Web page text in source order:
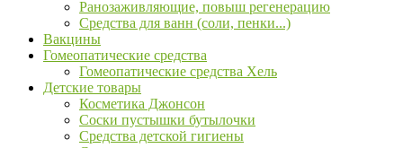
Ранозаживляющие, повыш регенерацию
Средства для ванн (соли, пенки...)
Вакцины
Гомеопатические средства
Гомеопатические средства Хель
Детские товары
Косметика Джонсон
Соски пустышки бутылочки
Средства детской гигиены